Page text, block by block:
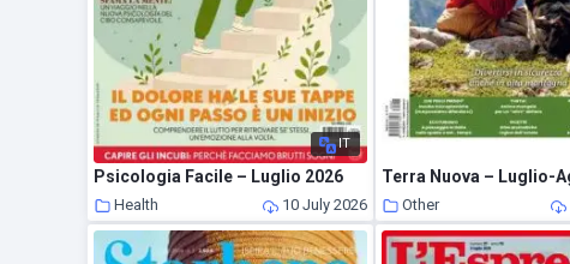
IT
Psicologia Facile – Luglio 2026
Health 10 July 2026 Other